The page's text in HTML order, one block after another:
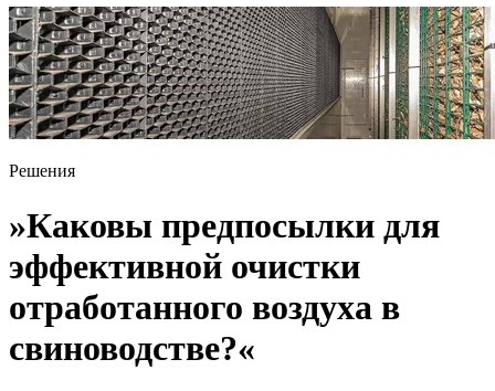
Решения
»Каковы предпосылки для
эффективной очистки
отработанного воздуха в
свиноводстве?«